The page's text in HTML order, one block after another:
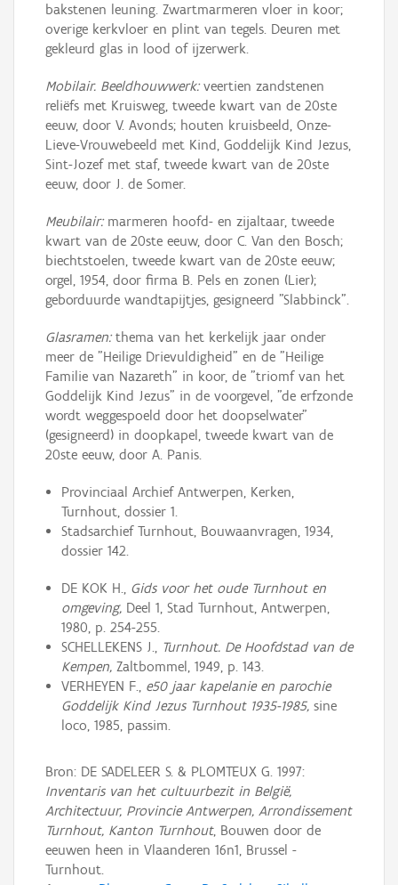
bakstenen leuning. Zwartmarmeren vloer in koor;
overige kerkvloer en plint van tegels. Deuren met
gekleurd glas in lood of ijzerwerk.
Mobilair. Beeldhouwwerk:veertien zandstenen
reliëfs met Kruisweg, tweede kwart van de 20ste
eeuw, door V. Avonds; houten kruisbeeld, Onze-
Lieve-Vrouwebeeld met Kind, Goddelijk Kind Jezus,
Sint-Jozef met staf, tweede kwart van de 20ste
eeuw, door J. de Somer.
Meubilair:marmeren hoofd- en zijaltaar, tweede
kwart van de 20ste eeuw, door C. Van den Bosch;
biechtstoelen, tweede kwart van de 20ste eeuw;
orgel, 1954, door firma B. Pels en zonen (Lier);
geborduurde wandtapijtjes, gesigneerd "Slabbinck".
Glasramen:thema van het kerkelijk jaar onder
meer de "Heilige Drievuldigheid" en de "Heilige
Familie van Nazareth" in koor, de "triomf van het
Goddelijk Kind Jezus" in de voorgevel, "de erfzonde
wordt weggespoeld door het doopselwater"
(gesigneerd) in doopkapel, tweede kwart van de
20ste eeuw, door A. Panis.
Provinciaal Archief Antwerpen, Kerken,
Turnhout, dossier 1.
Stadsarchief Turnhout, Bouwaanvragen, 1934,
dossier 142.
DE KOK H., Gids voor het oude Turnhout en
omgeving,Deel 1, Stad Turnhout, Antwerpen,
1980, p. 254-255.
SCHELLEKENS J., Turnhout. De Hoofdstad van de
Kempen, Zaltbommel, 1949, p. 143.
VERHEYEN F., e50 jaar kapelanie en parochie
Goddelijk Kind Jezus Turnhout 1935-1985, sine
loco, 1985, passim.
Bron: DE SADELEER S. & PLOMTEUX G. 1997:
Inventaris van het cultuurbezit in België,
Architectuur, Provincie Antwerpen, Arrondissement
Turnhout, Kanton Turnhout, Bouwen door de
eeuwen heen in Vlaanderen 16n1, Brussel -
Turnhout.